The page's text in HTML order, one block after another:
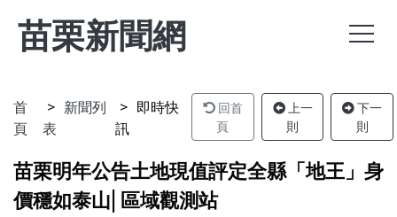
苗栗新聞網
首
頁
新聞列
表
即時快
訊
回首
頁
上一
則
下一
則
苗栗明年公告土地現值評定全縣「地王」身
價穩如泰山| 區域觀測站